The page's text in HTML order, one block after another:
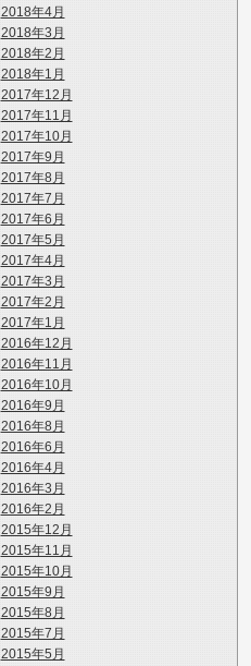
2018年4月
2018年3月
2018年2月
2018年1月
2017年12月
2017年11月
2017年10月
2017年9月
2017年8月
2017年7月
2017年6月
2017年5月
2017年4月
2017年3月
2017年2月
2017年1月
2016年12月
2016年11月
2016年10月
2016年9月
2016年8月
2016年6月
2016年4月
2016年3月
2016年2月
2015年12月
2015年11月
2015年10月
2015年9月
2015年8月
2015年7月
2015年5月